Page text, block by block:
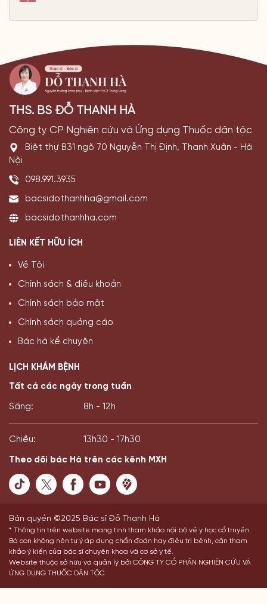
THS. BS ĐỖ THANH HÀ
Công ty CP Nghiên cứu và Ứng dụng Thuốc dân tộc
Biệt thự B31 ngõ 70 Nguyễn Thị Định, Thanh Xuân - Hà
Nội
098.991.3935
bacsidothanhha@gmail.com
bacsidothanhha.com
LIÊN KẾT HỮU ÍCH
Về Tôi
Chính sách & điều khoản
Chính sách bảo mật
Chính sách quảng cáo
Bác hà kể chuyện
LỊCH KHÁM BỆNH
Tất cả các ngày trong tuần
Sáng: 8h - 12h
Chiều: 13h30 - 17h30
Theo dõi bác Hà trên các kênh MXH
Bản quyền ©2025 Bác sĩ Đỗ Thanh Hà
* Thông tin trên website mang tính tham khảo nội bộ về y học cổ truyền.
Bà con không nên tự ý áp dụng chẩn đoán hay điều trị bệnh, cần tham
khảo ý kiến của bác sĩ chuyên khoa và cơ sở y tế.
Website thuộc sở hữu và quản lý bởi CÔNG TY CỔ PHẦN NGHIÊN CỨU VÀ
ỨNG DỤNG THUỐC DÂN TỘC